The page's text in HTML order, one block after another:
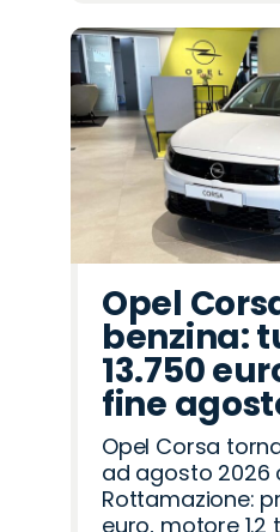
Opel
benzina:
13.750
fine
Opel Corsa
ad agosto 2026
Rottamazione:
euro, motore 1.2